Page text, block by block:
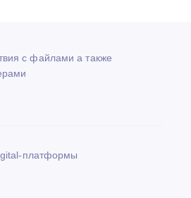
с файлами а также
платформы